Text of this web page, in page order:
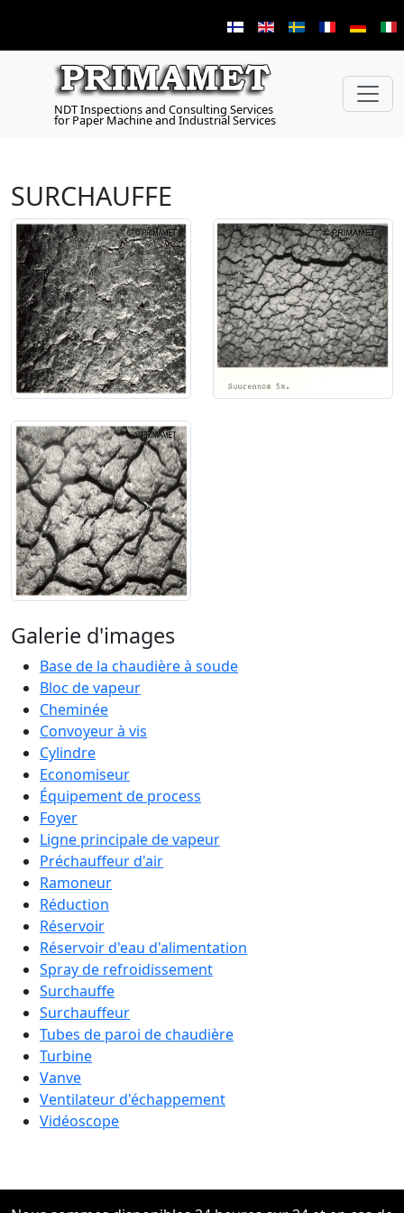
NDT Inspections and Consulting Services
for Paper Machine and Industrial Services
SURCHAUFFE
Galerie d'images
Base de la chaudière à soude
Bloc de vapeur
Cheminée
Convoyeur à vis
Cylindre
Economiseur
Équipement de process
Foyer
Ligne principale de vapeur
Préchauffeur d'air
Ramoneur
Réduction
Réservoir
Réservoir d'eau d'alimentation
Spray de refroidissement
Surchauffe
Surchauffeur
Tubes de paroi de chaudière
Turbine
Vanve
Ventilateur d'échappement
Vidéoscope